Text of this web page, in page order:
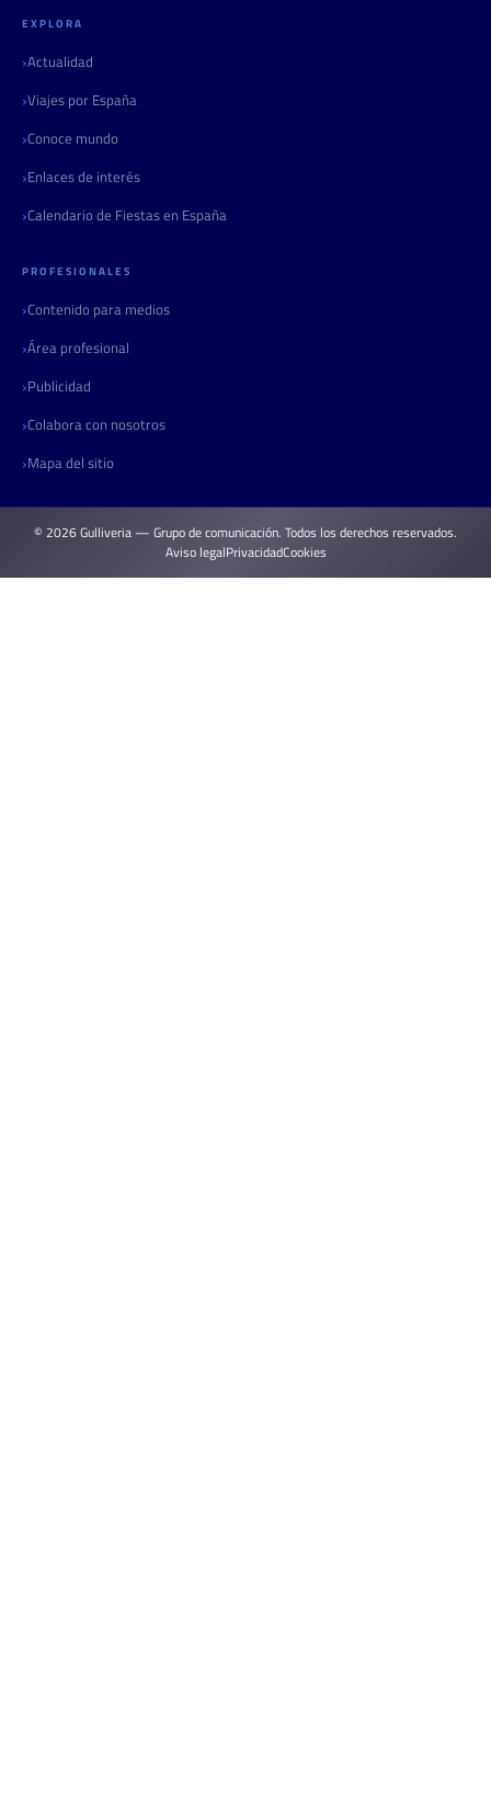
EXPLORA
Actualidad
Viajes por España
Conoce mundo
Enlaces de interés
Calendario de Fiestas en España
PROFESIONALES
Contenido para medios
Área profesional
Publicidad
Colabora con nosotros
Mapa del sitio
© 2026 Gulliveria — Grupo de comunicación. Todos los derechos reservados.
Aviso legalPrivacidadCookies